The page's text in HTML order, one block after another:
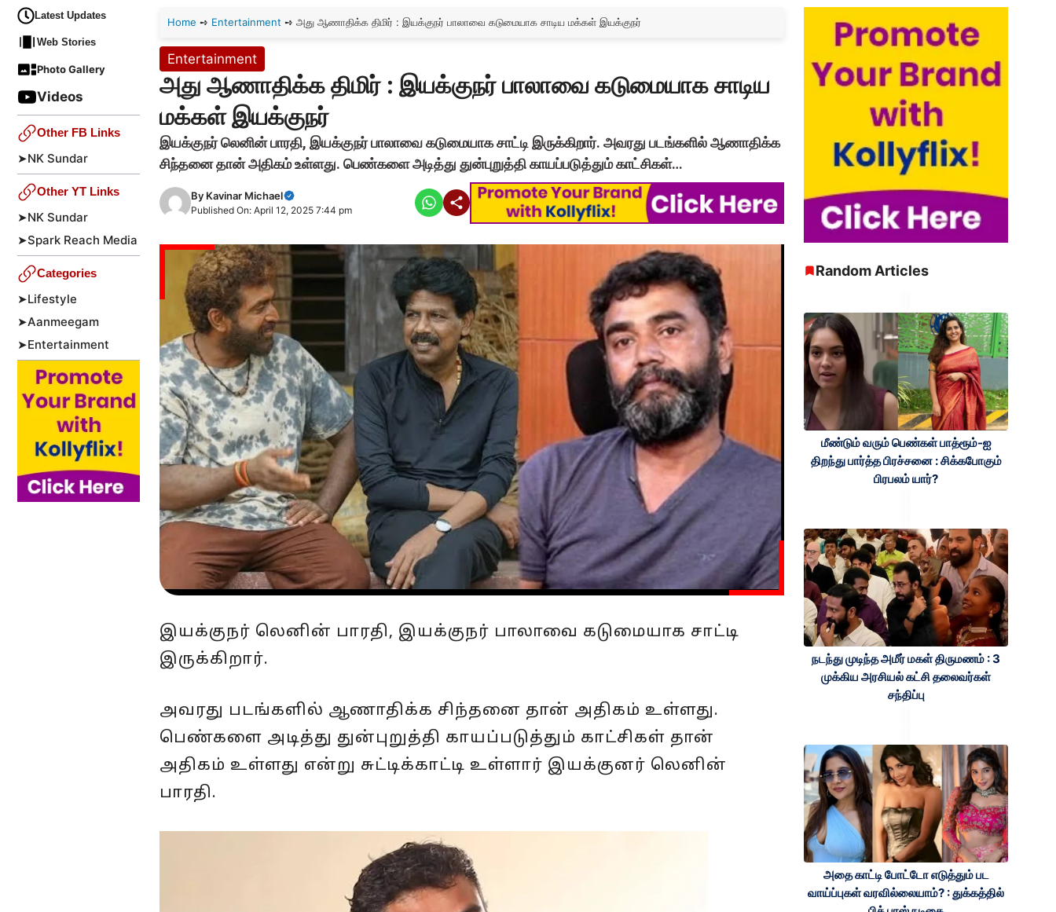
Home ➺ Entertainment ➺ அது ஆணாதிக்க திமிர் : இயக்குநர் பாலாவை கடுமையாக சாடிய மக்கள் இயக்குநர்
Entertainment
அது ஆணாதிக்க திமிர் : இயக்குநர் பாலாவை கடுமையாக சாடிய
மக்கள் இயக்குநர்
இயக்குநர் லெனின் பாரதி, இயக்குநர் பாலாவை கடுமையாக சாட்டி இருக்கிறார். அவரது படங்களில் ஆணாதிக்க
சிந்தனை தான் அதிகம் உள்ளது. பெண்களை அடித்து துன்புறுத்தி காயப்படுத்தும் காட்சிகள்…
By Kavinar Michael
Published On: April 12, 2025 7:44 pm
இயக்குநர் லெனின் பாரதி, இயக்குநர் பாலாவை கடுமையாக சாட்டி
இருக்கிறார்.
அவரது படங்களில் ஆணாதிக்க சிந்தனை தான் அதிகம் உள்ளது.
பெண்களை அடித்து துன்புறுத்தி காயப்படுத்தும் காட்சிகள் தான்
அதிகம் உள்ளது என்று சுட்டிக்காட்டி உள்ளார் இயக்குனர் லெனின்
பாரதி.
Latest Updates
Web Stories
Photo Gallery
Videos
Other FB Links
➤NK Sundar
Other YT Links
➤NK Sundar
➤Spark Reach Media
Categories
➤Lifestyle
➤Aanmeegam
➤Entertainment
Random Articles
மீண்டும் வரும் பெண்கள் பாத்ரூம்-ஐ
திறந்து பார்த்த பிரச்சனை : சிக்கபோகும்
பிரபலம் யார்?
நடந்து முடிந்த அமீர் மகள் திருமணம் : 3
முக்கிய அரசியல் கட்சி தலைவர்கள்
சந்திப்பு
அதை காட்டி போட்டோ எடுத்தும் பட
வாய்ப்புகள் வரவில்லையாம்? : துக்கத்தில்